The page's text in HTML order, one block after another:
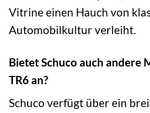
Vitrine einen Hauch von
Automobilkultur verleiht.
Bietet Schuco auch andere
TR6 an?
Schuco verfügt über ein